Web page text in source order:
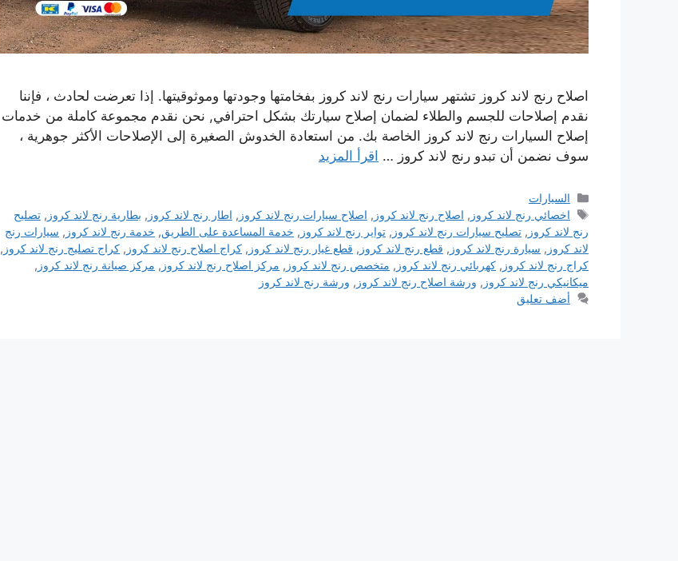
اصلاح رنج لاند كروز تشتهر سيارات رنج لاند كروز بفخامتها وجودتها وموثوقيتها. إذا تعرضت لحادث ، فإننا
نقدم إصلاحات للجسم والطلاء لضمان إصلاح سيارتك بشكل احترافي, نحن نقدم مجموعة كاملة من خدمات
إصلاح السيارات رنج لاند كروز الخاصة بك. من استعادة الخدوش الصغيرة إلى الإصلاحات الأكثر جوهرية ،
سوف نضمن أن تبدو رنج لاند كروز … اقرأ المزيد
التصنيفات
السيارات
الوسوم
اخصائي رنج لاند كروز , اصلاح رنج لاند كروز , اصلاح سيارات رنج لاند كروز , اطار رنج لاند كروز , بطارية رنج لاند كروز ,تصليح
رنج لاند كروز , تصليح سيارات رنج لاند كروز , تواير رنج لاند كروز , خدمة المساعدة على الطريق, خدمة رنج لاند كروز , سيارات رنج
لاند كروز , سيارة رنج لاند كروز , قطع رنج لاند كروز , قطع غيار رنج لاند كروز , كراج اصلاح رنج لاند كروز , كراج تصليج رنج لاند كروز ,
كراج رنج لاند كروز , كهربائي رنج لاند كروز , متخصص رنج لاند كروز , مركز اصلاح رنج لاند كروز , مركز صيانة رنج لاند كروز ,
ميكانيكي رنج لاند كروز , ورشة اصلاح رنج لاند كروز , ورشة رنج لاند كروز
أضف تعليق